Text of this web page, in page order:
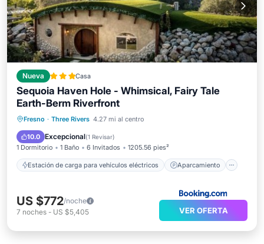
Nueva Casa
Sequoia Haven Hole - Whimsical, Fairy Tale
Earth-Berm Riverfront
Fresno · Three Rivers 4.27 mi al centro
10.0 Excepcional(1 Revisar)
1 Dormitorio 1 Baño 6 Invitados 1205.56 pies²
Estación de carga para vehículos eléctricos Aparcamiento
Estación de carga para vehículos eléctricos
Aparcamiento
Balcón/Terraza
Aire acondicionado
US $772/noche
7 noches - US $5,405 VER OFERTA